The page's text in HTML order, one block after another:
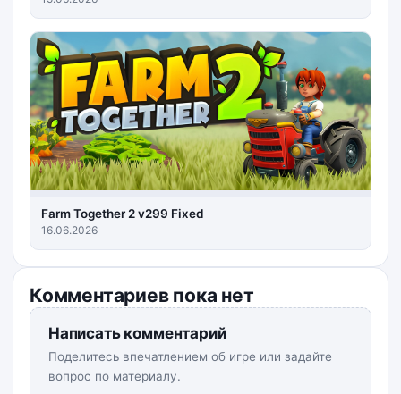
Farm Together 2 v299 Fixed
16.06.2026
Комментариев пока нет
Написать комментарий
Поделитесь впечатлением об игре или задайте
вопрос по материалу.